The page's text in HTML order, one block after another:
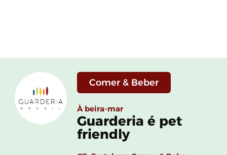
Comer & Beber
À beira-mar
Guarderia é pet
friendly